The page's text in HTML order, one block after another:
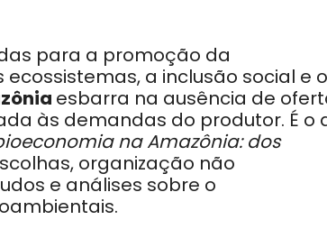
para a promoção da
a inclusão social e o
esbarra na ausência de
às demandas do produtor. É o
na Amazônia: dos
organização não
e análises sobre o